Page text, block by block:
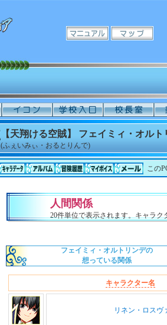
【天翔ける空賊】 フェイミィ・オルト
(ふぇいみぃ・おるとりんで)
この
人間関係
20件単位で表示されます。キャラ
フェイミィ・オルトリンデの
想っている関係
キャラクター名
リネン・ロスヴ